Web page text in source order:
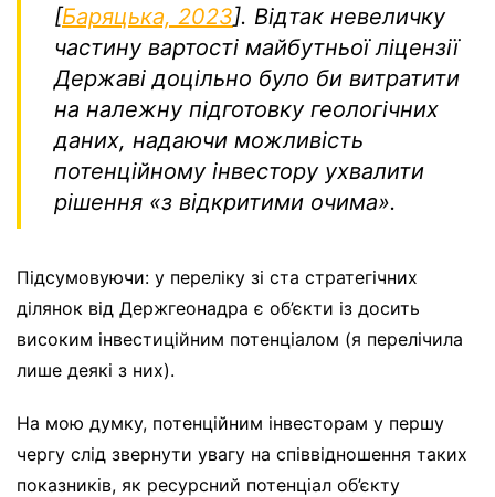
[Баряцька, 2023]. Відтак невеличку
частину вартості майбутньої ліцензії
Державі доцільно було би витратити
на належну підготовку геологічних
даних, надаючи можливість
потенційному інвестору ухвалити
рішення «з відкритими очима».
Підсумовуючи: у переліку зі ста стратегічних
ділянок від Держгеонадра є об’єкти із досить
високим інвестиційним потенціалом (я перелічила
лише деякі з них).
На мою думку, потенційним інвесторам у першу
чергу слід звернути увагу на співвідношення таких
показників, як ресурсний потенціал об’єкту